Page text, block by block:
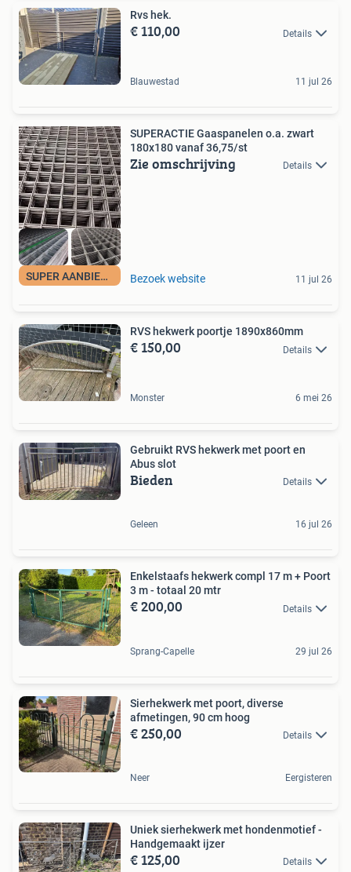
Rvs hek.
€ 110,00 Details
Blauwestad 11 jul 26
SUPER AANBIEDING
SUPERACTIE Gaaspanelen o.a. zwart
180x180 vanaf 36,75/st
Zie omschrijving Details
Bezoek website 11 jul 26
RVS hekwerk poortje 1890x860mm
€ 150,00 Details
Monster 6 mei 26
Gebruikt RVS hekwerk met poort en
Abus slot
Bieden Details
Geleen 16 jul 26
Enkelstaafs hekwerk compl 17 m + Poort
3 m - totaal 20 mtr
€ 200,00 Details
Sprang-Capelle 29 jul 26
Sierhekwerk met poort, diverse
afmetingen, 90 cm hoog
€ 250,00 Details
Neer Eergisteren
Uniek sierhekwerk met hondenmotief -
Handgemaakt ijzer
€ 125,00 Details